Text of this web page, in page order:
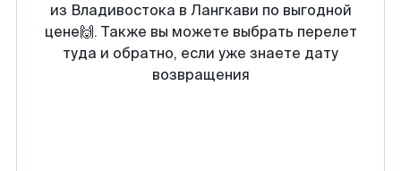
из Владивостока в Лангкави по выгодной
цене🙌. Также вы можете выбрать перелет
туда и обратно, если уже знаете дату
возвращения